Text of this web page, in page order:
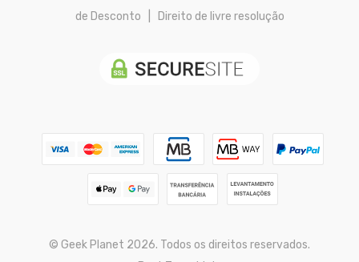
de Desconto
Direito de livre resolução
© Geek Planet 2026. Todos os direitos reservados.